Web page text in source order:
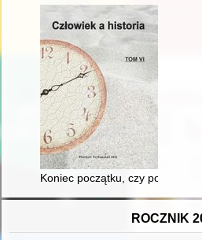
Koniec początku, czy początek
ROCZNIK